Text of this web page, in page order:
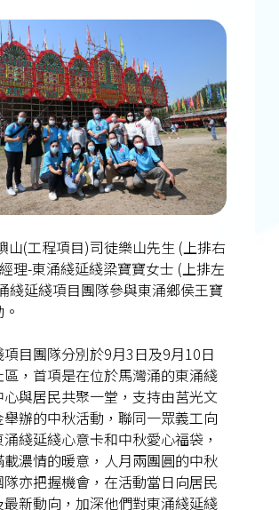
山(工程項目)司徒樂山先生 (上排右
理-東涌綫延綫梁寶寶女士 (上排左
綫延綫項目團隊參與東涌鄉侯王寶
目團隊分別於9月3日及9月10日
，首項是在位於馬灣涌的東涌綫
與居民共聚一堂，支持由莒光文
辦的中秋活動，聯同一眾義工向
綫延綫心意卡和中秋愛心福袋，
濃情的暖意，人月兩團圓的中秋
亦把握機會，在活動當日向居民
新動向，加深他們對東涌綫延綫